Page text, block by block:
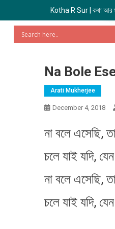
Kotha R Sur | কথা আর
Na Bole
Arati Mukherjee
December 4, 2018
না বলে এসেছি,
চলে যাই যদি,
না বলে এসেছি,
চলে যাই যদি,